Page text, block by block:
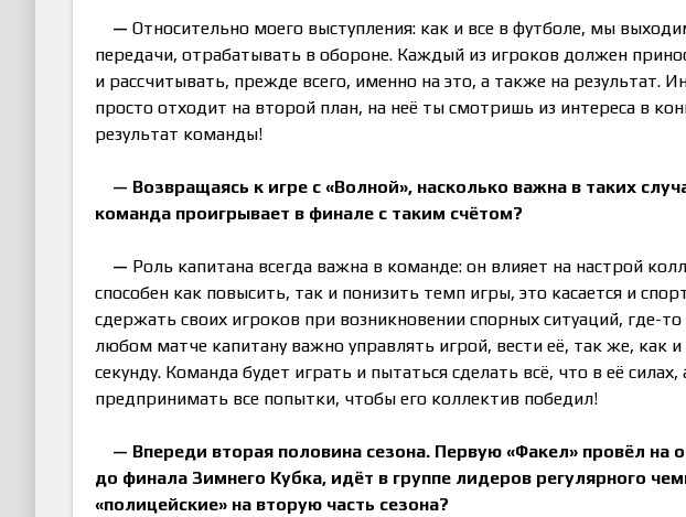
— Относительно моего выступления: как и все в футболе, мы
передачи, отрабатывать в обороне. Каждый из игроков должен
и рассчитывать, прежде всего, именно на это, а также на результат.
просто отходит на второй план, на неё ты смотришь из интереса в
результат команды!
— Возвращаясь к игре с «Волной», насколько важна в таких
команда проигрывает в финале с таким счётом?
— Роль капитана всегда важна в команде: он влияет на настрой
способен как повысить, так и понизить темп игры, это касается и
сдержать своих игроков при возникновении спорных ситуаций, где-
любом матче капитану важно управлять игрой, вести её, так же, как и
секунду. Команда будет играть и пытаться сделать всё, что в её
предпринимать все попытки, чтобы его коллектив победил!
— Впереди вторая половина сезона. Первую «Факел» провёл на
до финала Зимнего Кубка, идёт в группе лидеров регулярного
«полицейские» на вторую часть сезона?